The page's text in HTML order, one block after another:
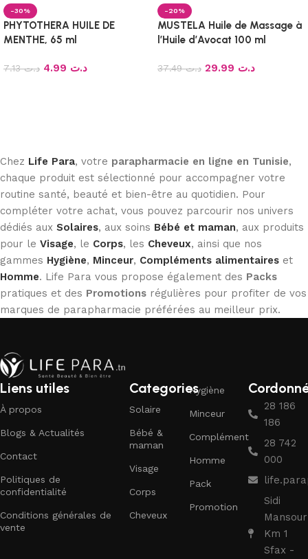
-30%
PHYTOTHERA HUILE DE
MENTHE, 65 ml
د.ت7.13 د.ت
-20%
MUSTELA Huile de Massage à
l’Huile d’Avocat 100 ml
د.ت37.49 د.ت
Chez Life Para, votre parapharmacie en ligne en Tunisie,
chaque produit est sélectionné pour accompagner votre
routine santé, beauté et bien-être au quotidien. Pour
compléter votre achat, vous pouvez parcourir nos univers
dédiés aux Solaires, aux soins Bébé et maman, aux produits
pour le Visage, le Corps, les Cheveux, ainsi que nos
gammes Hygiène, Minceur, Compléments alimentaires et
Homme. Life Para vous propose également des Packs
pratiques et des Promotions régulières pour profiter de vos
marques de parapharmacie préférées au meilleur prix.
Liens utiles
À propos
Blogs & Actualités
Contact
Politiques de
confidentialité
Conditions générales de
vente
Categories
Solaire
Bébé &
maman
Visage
Corps
Cheveux
Hygiène
Minceur
Complément
Homme
Pack
Promotion
28 186
186
28 742
000
Sidi
Mansour
Km 1
Sfax -